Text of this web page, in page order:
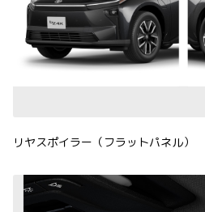
リヤスポイラー（フラットパネル）